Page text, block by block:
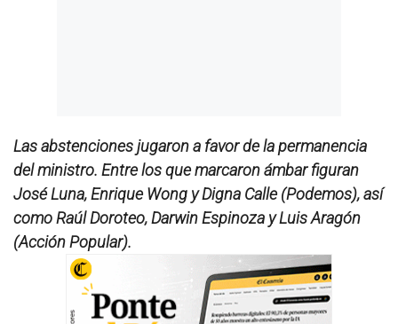
Las abstenciones jugaron a favor de la permanencia
del ministro. Entre los que marcaron ámbar figuran
José Luna, Enrique Wong y Digna Calle (Podemos), así
como Raúl Doroteo, Darwin Espinoza y Luis Aragón
(Acción Popular).